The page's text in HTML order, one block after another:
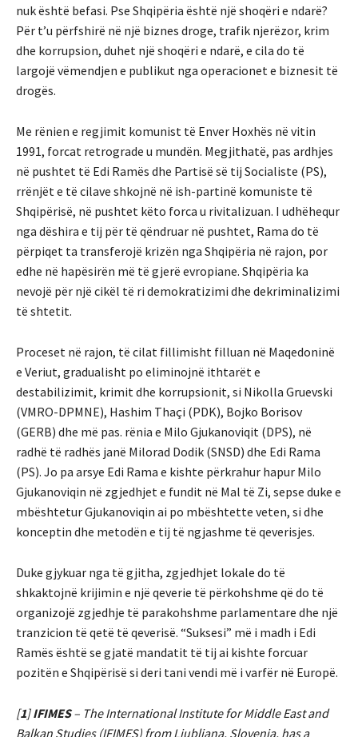
nuk është befasi. Pse Shqipëria është një shoqëri e ndarë?
Për t’u përfshirë në një biznes droge, trafik njerëzor, krim
dhe korrupsion, duhet një shoqëri e ndarë, e cila do të
largojë vëmendjen e publikut nga operacionet e biznesit të
drogës.
Me rënien e regjimit komunist të Enver Hoxhës në vitin
1991, forcat retrograde u mundën. Megjithatë, pas ardhjes
në pushtet të Edi Ramës dhe Partisë së tij Socialiste (PS),
rrënjët e të cilave shkojnë në ish-partinë komuniste të
Shqipërisë, në pushtet këto forca u rivitalizuan. I udhëhequr
nga dëshira e tij për të qëndruar në pushtet, Rama do të
përpiqet ta transferojë krizën nga Shqipëria në rajon, por
edhe në hapësirën më të gjerë evropiane. Shqipëria ka
nevojë për një cikël të ri demokratizimi dhe dekriminalizimi
të shtetit.
Proceset në rajon, të cilat fillimisht filluan në Maqedoninë
e Veriut, gradualisht po eliminojnë ithtarët e
destabilizimit, krimit dhe korrupsionit, si Nikolla Gruevski
(VMRO-DPMNE), Hashim Thaçi (PDK), Bojko Borisov
(GERB) dhe më pas. rënia e Milo Gjukanoviqit (DPS), në
radhë të radhës janë Milorad Dodik (SNSD) dhe Edi Rama
(PS). Jo pa arsye Edi Rama e kishte përkrahur hapur Milo
Gjukanoviqin në zgjedhjet e fundit në Mal të Zi, sepse duke e
mbështetur Gjukanoviqin ai po mbështette veten, si dhe
konceptin dhe metodën e tij të ngjashme të qeverisjes.
Duke gjykuar nga të gjitha, zgjedhjet lokale do të
shkaktojnë krijimin e një qeverie të përkohshme që do të
organizojë zgjedhje të parakohshme parlamentare dhe një
tranzicion të qetë të qeverisë. “Suksesi” më i madh i Edi
Ramës është se gjatë mandatit të tij ai kishte forcuar
pozitën e Shqipërisë si deri tani vendi më i varfër në Europë.
[1]IFIMES– The International Institute for Middle East and
Balkan Studies (IFIMES) from Ljubljana, Slovenia, has a